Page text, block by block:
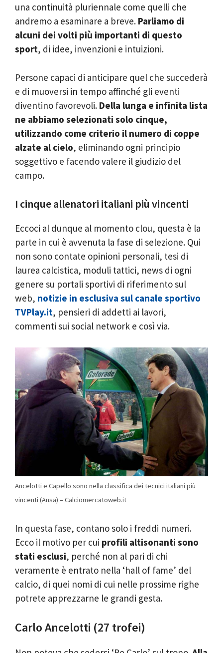
una continuità pluriennale come quelli che
andremo a esaminare a breve. Parliamo di
alcuni dei volti più importanti di questo
sport, di idee, invenzioni e intuizioni.
Persone capaci di anticipare quel che succederà
e di muoversi in tempo affinché gli eventi
diventino favorevoli. Della lunga e infinita lista
ne abbiamo selezionati solo cinque,
utilizzando come criterio il numero di coppe
alzate al cielo, eliminando ogni principio
soggettivo e facendo valere il giudizio del
campo.
I cinque allenatori italiani più vincenti
Eccoci al dunque al momento clou, questa è la
parte in cui è avvenuta la fase di selezione. Qui
non sono contate opinioni personali, tesi di
laurea calcistica, moduli tattici, news di ogni
genere su portali sportivi di riferimento sul
web, notizie in esclusiva sul canale sportivo
TVPlay.it, pensieri di addetti ai lavori,
commenti sui social network e così via.
Ancelotti e Capello sono nella classifica dei tecnici italiani più
vincenti (Ansa) – Calciomercatoweb.it
In questa fase, contano solo i freddi numeri.
Ecco il motivo per cui profili altisonanti sono
stati esclusi, perché non al pari di chi
veramente è entrato nella ‘hall of fame’ del
calcio, di quei nomi di cui nelle prossime righe
potrete apprezzarne le grandi gesta.
Carlo Ancelotti (27 trofei)